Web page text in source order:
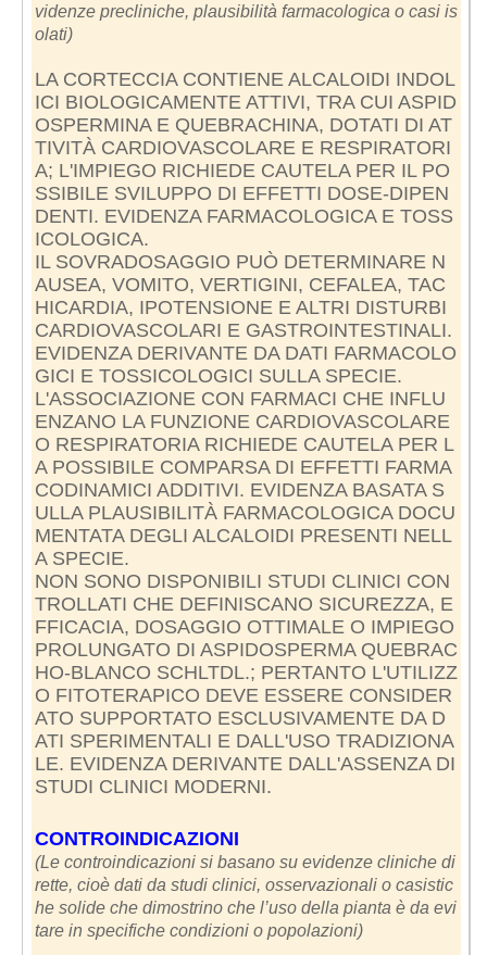
videnze precliniche, plausibilità farmacologica o casi is
olati)
LA CORTECCIA CONTIENE ALCALOIDI INDOL
ICI BIOLOGICAMENTE ATTIVI, TRA CUI ASPID
OSPERMINA E QUEBRACHINA, DOTATI DI AT
TIVITÀ CARDIOVASCOLARE E RESPIRATORI
A; L'IMPIEGO RICHIEDE CAUTELA PER IL PO
SSIBILE SVILUPPO DI EFFETTI DOSE-DIPEN
DENTI. EVIDENZA FARMACOLOGICA E TOSS
ICOLOGICA.
IL SOVRADOSAGGIO PUÒ DETERMINARE N
AUSEA, VOMITO, VERTIGINI, CEFALEA, TAC
HICARDIA, IPOTENSIONE E ALTRI DISTURBI
CARDIOVASCOLARI E GASTROINTESTINALI.
EVIDENZA DERIVANTE DA DATI FARMACOLO
GICI E TOSSICOLOGICI SULLA SPECIE.
L'ASSOCIAZIONE CON FARMACI CHE INFLU
ENZANO LA FUNZIONE CARDIOVASCOLARE
O RESPIRATORIA RICHIEDE CAUTELA PER L
A POSSIBILE COMPARSA DI EFFETTI FARMA
CODINAMICI ADDITIVI. EVIDENZA BASATA S
ULLA PLAUSIBILITÀ FARMACOLOGICA DOCU
MENTATA DEGLI ALCALOIDI PRESENTI NELL
A SPECIE.
NON SONO DISPONIBILI STUDI CLINICI CON
TROLLATI CHE DEFINISCANO SICUREZZA, E
FFICACIA, DOSAGGIO OTTIMALE O IMPIEGO
PROLUNGATO DI ASPIDOSPERMA QUEBRAC
HO-BLANCO SCHLTDL.; PERTANTO L'UTILIZZ
O FITOTERAPICO DEVE ESSERE CONSIDER
ATO SUPPORTATO ESCLUSIVAMENTE DA D
ATI SPERIMENTALI E DALL'USO TRADIZIONA
LE. EVIDENZA DERIVANTE DALL'ASSENZA DI
STUDI CLINICI MODERNI.
CONTROINDICAZIONI
(Le controindicazioni si basano su evidenze cliniche di
rette, cioè dati da studi clinici, osservazionali o casistic
he solide che dimostrino che l’uso della pianta è da evi
tare in specifiche condizioni o popolazioni)